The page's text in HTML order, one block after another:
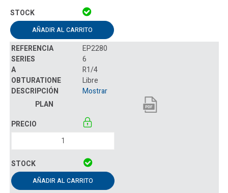
AÑADIR AL CARRITO
EP2280
6
R1/4
Libre
Mostrar
AÑADIR AL CARRITO